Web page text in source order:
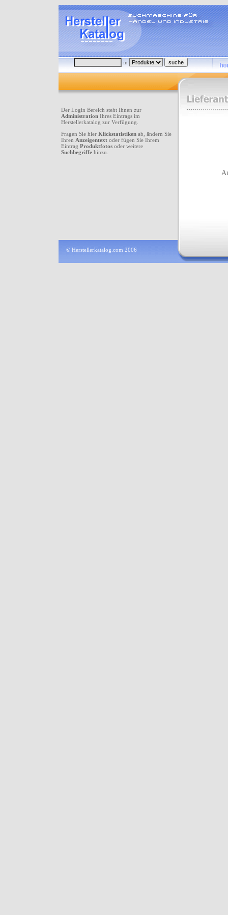
in
Der Login Bereich steht Ihnen zur
Administration Ihres Eintrags im
Herstellerkatalog zur Verfügung.
Fragen Sie hier Klickstatistiken ab, ändern Sie
Ihren Anzeigentext oder fügen Sie Ihrem
Eintrag Produktfotos oder weitere
Suchbegriffe hinzu.
© Herstellerkatalog.com 2006